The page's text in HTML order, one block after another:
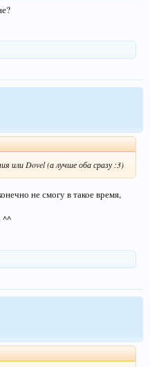
или Dovel (а лучше оба сразу :3)
не смогу в такое время,
^^